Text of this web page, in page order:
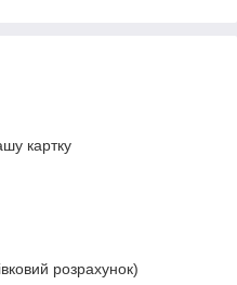
картку
розрахунок)